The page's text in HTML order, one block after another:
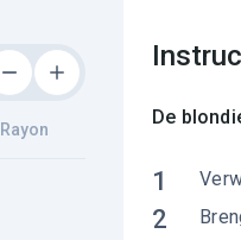
Rayon
De
1
2